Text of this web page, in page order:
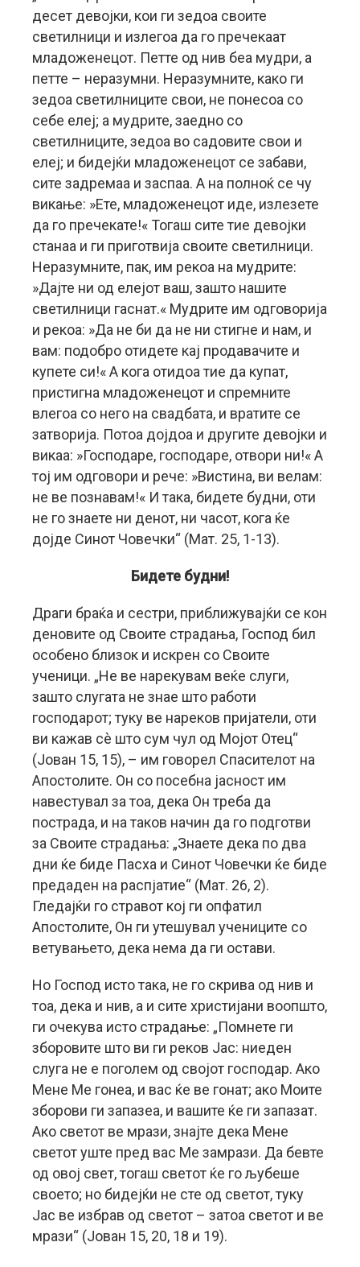
десет девојки, кои ги зедоа своите
светилници и излегоа да го пречекаат
младоженецот. Петте од нив беа мудри, а
петте – неразумни. Неразумните, како ги
зедоа светилниците свои, не понесоа со
себе елеј; а мудрите, заедно со
светилниците, зедоа во садовите свои и
елеј; и бидејќи младоженецот се забави,
сите задремаа и заспаа. А на полноќ се чу
викање: »Ете, младоженецот иде, излезете
да го пречекате!« Тогаш сите тие девојки
станаа и ги приготвија своите светилници.
Неразумните, пак, им рекоа на мудрите:
»Дајте ни од елејот ваш, зашто нашите
светилници гаснат.« Мудрите им одговорија
и рекоа: »Да не би да не ни стигне и нам, и
вам: подобро отидете кај продавачите и
купете си!« А кога отидоа тие да купат,
пристигна младоженецот и спремните
влегоа со него на свадбата, и вратите се
затворија. Потоа дојдоа и другите девојки и
викаа: »Господаре, господаре, отвори ни!« А
тој им одговори и рече: »Вистина, ви велам:
не ве познавам!« И така, бидете будни, оти
не го знаете ни денот, ни часот, кога ќе
дојде Синот Човечки“ (Мат. 25, 1-13).
Бидете будни!
Драги браќа и сестри, приближувајќи се кон
деновите од Своите страдања, Господ бил
особено близок и искрен со Своите
ученици. „Не ве нарекувам веќе слуги,
зашто слугата не знае што работи
господарот; туку ве нареков пријатели, оти
ви кажав сè што сум чул од Мојот Отец“
(Јован 15, 15), – им говорел Спасителот на
Апостолите. Он со посебна јасност им
навестувал за тоа, дека Он треба да
пострада, и на таков начин да го подготви
за Своите страдања: „Знаете дека по два
дни ќе биде Пасха и Синот Човечки ќе биде
предаден на распјатие“ (Мат. 26, 2).
Гледајќи го стравот кој ги опфатил
Апостолите, Он ги утешувал учениците со
ветувањето, дека нема да ги остави.
Но Господ исто така, не го скрива од нив и
тоа, дека и нив, а и сите христијани воопшто,
ги очекува исто страдање: „Помнете ги
зборовите што ви ги реков Јас: ниеден
слуга не е поголем од својот господар. Ако
Мене Ме гонеа, и вас ќе ве гонат; ако Моите
зборови ги запазеа, и вашите ќе ги запазат.
Ако светот ве мрази, знајте дека Мене
светот уште пред вас Ме замрази. Да бевте
од овој свет, тогаш светот ќе го љубеше
своето; но бидејќи не сте од светот, туку
Јас ве избрав од светот – затоа светот и ве
мрази“ (Јован 15, 20, 18 и 19).